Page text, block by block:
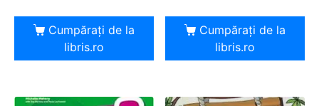
Cumpărați de la
libris.ro
Cumpărați de la
libris.ro